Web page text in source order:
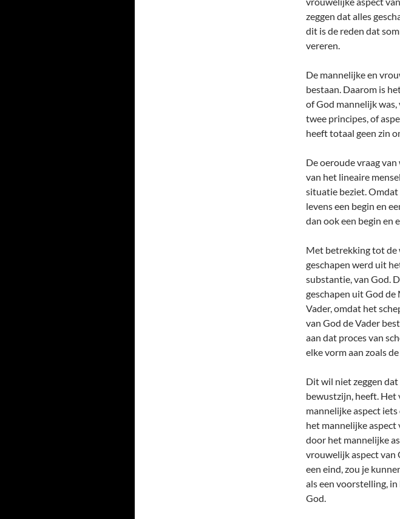
zeggen dat alles
dit is de reden dat
vereren.
De mannelijke en
bestaan. Daarom is
of God mannelijk
twee principes, of
heeft totaal geen zin
De oeroude vraag
van het lineaire
situatie beziet. Omdat
levens een begin en
dan ook een begin en
Met betrekking tot de
geschapen werd uit
substantie, van God.
geschapen uit God de
Vader, omdat het
van God de Vader
aan dat proces van
elke vorm aan zoals
Dit wil niet zeggen
bewustzijn, heeft.
mannelijke aspect
het mannelijke aspect
door het mannelijke
vrouwelijk aspect van
een eind, zou je
als een voorstelling,
God.